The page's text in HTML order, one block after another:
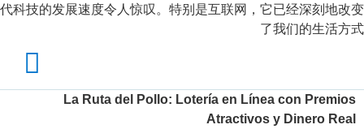
代科技的发展速度令人惊叹。特别是互联网，它已经深刻地改变
了我们的生活方式
La Ruta del Pollo: Lotería en Línea con Premios
Atractivos y Dinero Real